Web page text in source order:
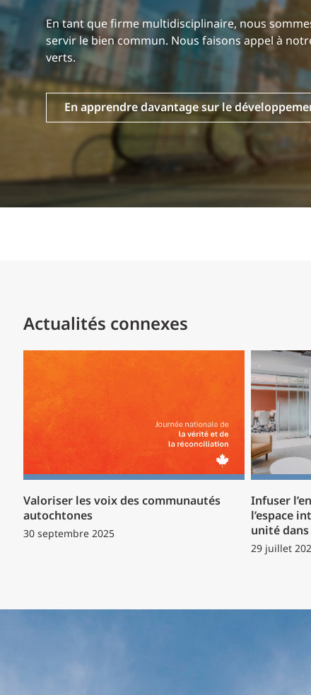
En tant que firme multidisciplinaire, nous
servir le bien commun. Nous faisons appel à
verts.
En apprendre davantage sur le
Actualités connexes
Valoriser les voix des communautés
autochtones
30 septembre 2025
Infuser
l’espace
unité
29 juillet